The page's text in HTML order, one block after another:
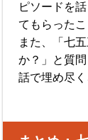
ピソードを
てもらった
また、「七
か？」と質
話で埋め尽く